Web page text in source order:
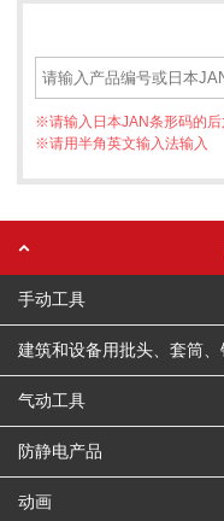
※请输入日本JAN条形码的
※请用半角英文输入法输入
手动工具
建筑和设备用批头、套筒、
气动工具
防静电产品
动画